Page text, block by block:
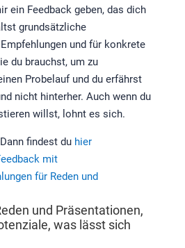
ein Feedback geben, das dich
grundsätzliche
und für konkrete
du brauchst, um zu
Probelauf und du erfährst
nicht hinterher. Auch wenn du
willst, lohnt es sich.
findest du hier
mit
für Reden und
und Präsentationen,
was lässt sich